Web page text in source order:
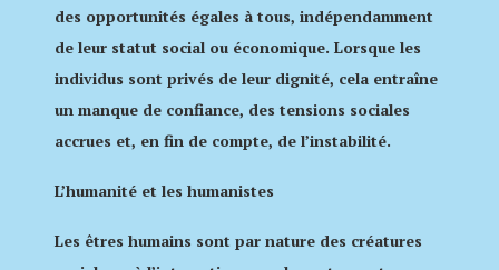
des opportunités égales à tous, indépendamment
de leur statut social ou économique. Lorsque les
individus sont privés de leur dignité, cela entraîne
un manque de confiance, des tensions sociales
accrues et, en fin de compte, de l’instabilité.
L’humanité et les humanistes
Les êtres humains sont par nature des créatures